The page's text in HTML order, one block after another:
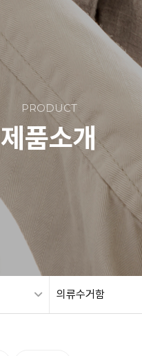
PRODUCT
제품소개
의류수거함